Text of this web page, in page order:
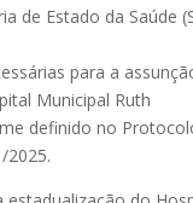
de Estado da Saúde
para a
Municipal Ruth
definido no
2025.